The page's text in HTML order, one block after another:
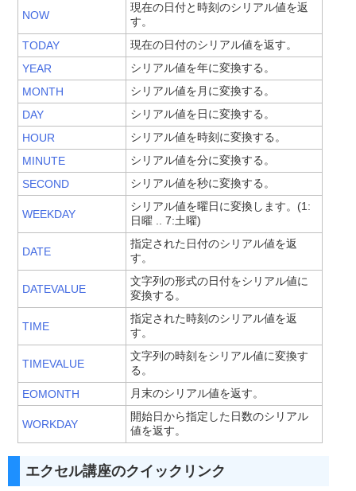
NOW
現在の日付と時刻のシリアル値を返
す。
TODAY
現在の日付のシリアル値を返す。
YEAR
シリアル値を年に変換する。
MONTH
シリアル値を月に変換する。
DAY
シリアル値を日に変換する。
HOUR
シリアル値を時刻に変換する。
MINUTE
シリアル値を分に変換する。
SECOND
シリアル値を秒に変換する。
WEEKDAY
シリアル値を曜日に変換します。(1:
日曜 .. 7:土曜)
DATE
指定された日付のシリアル値を返
す。
DATEVALUE
文字列の形式の日付をシリアル値に
変換する。
TIME
指定された時刻のシリアル値を返
す。
TIMEVALUE
文字列の時刻をシリアル値に変換す
る。
EOMONTH
月末のシリアル値を返す。
WORKDAY
開始日から指定した日数のシリアル
値を返す。
エクセル講座のクイックリンク